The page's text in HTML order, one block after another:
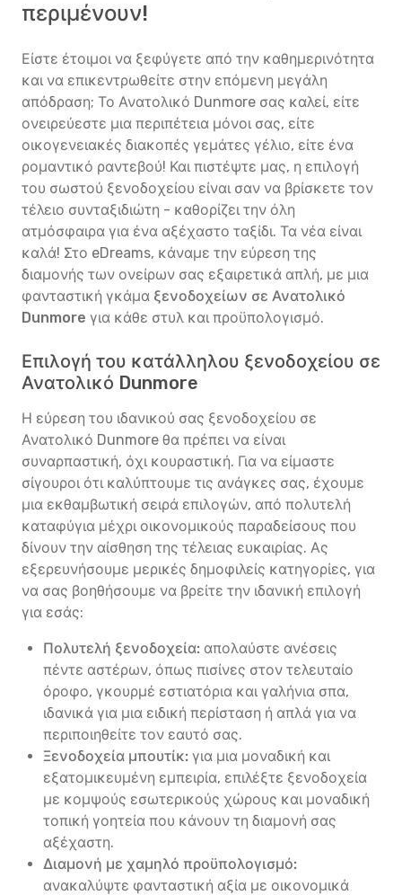
περιμένουν!
Είστε έτοιμοι να ξεφύγετε από την καθημερινότητα
και να επικεντρωθείτε στην επόμενη μεγάλη
απόδραση; Το Ανατολικό Dunmore σας καλεί, είτε
ονειρεύεστε μια περιπέτεια μόνοι σας, είτε
οικογενειακές διακοπές γεμάτες γέλιο, είτε ένα
ρομαντικό ραντεβού! Και πιστέψτε μας, η επιλογή
του σωστού ξενοδοχείου είναι σαν να βρίσκετε τον
τέλειο συνταξιδιώτη - καθορίζει την όλη
ατμόσφαιρα για ένα αξέχαστο ταξίδι. Τα νέα είναι
καλά! Στο eDreams, κάναμε την εύρεση της
διαμονής των ονείρων σας εξαιρετικά απλή, με μια
φανταστική γκάμα ξενοδοχείων σε Ανατολικό
Dunmore για κάθε στυλ και προϋπολογισμό.
Επιλογή του κατάλληλου ξενοδοχείου σε
Ανατολικό Dunmore
Η εύρεση του ιδανικού σας ξενοδοχείου σε
Ανατολικό Dunmore θα πρέπει να είναι
συναρπαστική, όχι κουραστική. Για να είμαστε
σίγουροι ότι καλύπτουμε τις ανάγκες σας, έχουμε
μια εκθαμβωτική σειρά επιλογών, από πολυτελή
καταφύγια μέχρι οικονομικούς παραδείσους που
δίνουν την αίσθηση της τέλειας ευκαιρίας. Ας
εξερευνήσουμε μερικές δημοφιλείς κατηγορίες, για
να σας βοηθήσουμε να βρείτε την ιδανική επιλογή
για εσάς:
Πολυτελή ξενοδοχεία: απολαύστε ανέσεις
πέντε αστέρων, όπως πισίνες στον τελευταίο
όροφο, γκουρμέ εστιατόρια και γαλήνια σπα,
ιδανικά για μια ειδική περίσταση ή απλά για να
περιποιηθείτε τον εαυτό σας.
Ξενοδοχεία μπουτίκ: για μια μοναδική και
εξατομικευμένη εμπειρία, επιλέξτε ξενοδοχεία
με κομψούς εσωτερικούς χώρους και μοναδική
τοπική γοητεία που κάνουν τη διαμονή σας
αξέχαστη.
Διαμονή με χαμηλό προϋπολογισμό:
ανακαλύψτε φανταστική αξία με οικονομικά